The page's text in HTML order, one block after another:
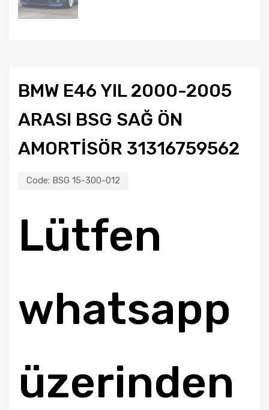
BMW E46 YIL 2000-2005
ARASI BSG SAĞ ÖN
AMORTİSÖR 31316759562
Code: BSG 15-300-012
Lütfen
whatsapp
üzerinden